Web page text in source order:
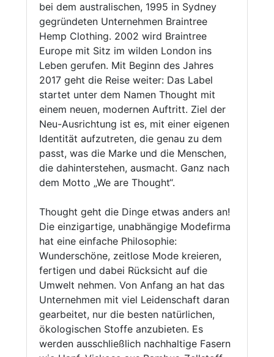
bei dem australischen, 1995 in Sydney
gegründeten Unternehmen Braintree
Hemp Clothing. 2002 wird Braintree
Europe mit Sitz im wilden London ins
Leben gerufen. Mit Beginn des Jahres
2017 geht die Reise weiter: Das Label
startet unter dem Namen Thought mit
einem neuen, modernen Auftritt. Ziel der
Neu-Ausrichtung ist es, mit einer eigenen
Identität aufzutreten, die genau zu dem
passt, was die Marke und die Menschen,
die dahinterstehen, ausmacht. Ganz nach
dem Motto „We are Thought“.
Thought geht die Dinge etwas anders an!
Die einzigartige, unabhängige Modefirma
hat eine einfache Philosophie:
Wunderschöne, zeitlose Mode kreieren,
fertigen und dabei Rücksicht auf die
Umwelt nehmen. Von Anfang an hat das
Unternehmen mit viel Leidenschaft daran
gearbeitet, nur die besten natürlichen,
ökologischen Stoffe anzubieten. Es
werden ausschließlich nachhaltige Fasern